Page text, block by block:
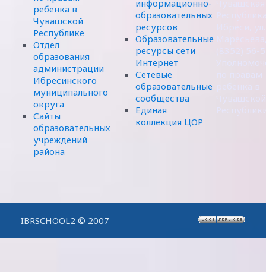
ребенка в
Чувашской
Республике
Отдел
образования
администрации
Ибресинского
муниципального
округа
Сайты
образовательных
учреждений
района
информационно-
образовательных
ресурсов
Образовательные
ресурсы сети
Интернет
Сетевые
образовательные
сообщества
Единая
коллекция ЦОР
IBRSCHOOL2 © 2007